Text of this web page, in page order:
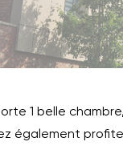
1 belle
également